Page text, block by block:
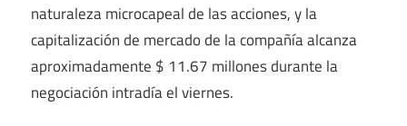
naturaleza microcapeal de las acciones, y la
capitalización de mercado de la compañía alcanza
aproximadamente $ 11.67 millones durante la
negociación intradía el viernes.